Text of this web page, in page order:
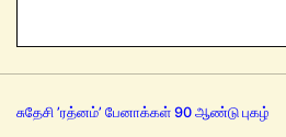
சுதேசி ’ரத்னம்’ பேனாக்கள் 90 ஆண்டு புகழ்